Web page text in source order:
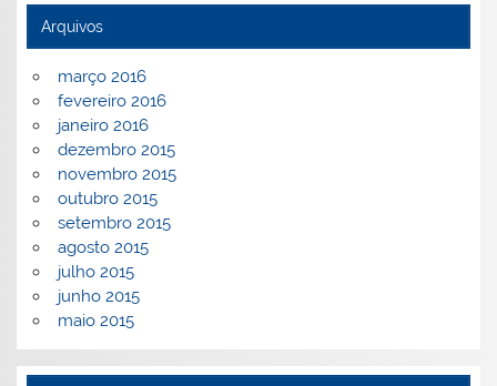
Arquivos
março 2016
fevereiro 2016
janeiro 2016
dezembro 2015
novembro 2015
outubro 2015
setembro 2015
agosto 2015
julho 2015
junho 2015
maio 2015